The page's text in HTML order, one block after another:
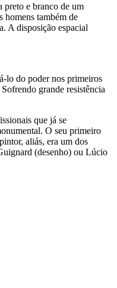
preto e branco de um
homens também de
A disposição espacial
lo do poder nos primeiros
grande resistência
que já se
O seu primeiro
aliás, era um dos
(desenho) ou Lúcio